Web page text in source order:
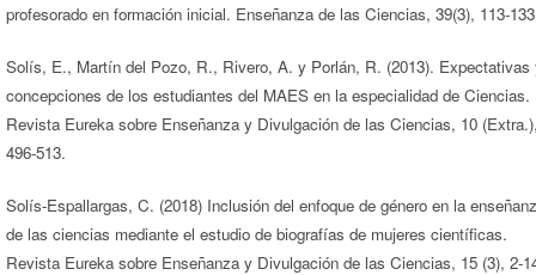
profesorado en formación inicial. Enseñanza de las Ciencias, 39(3), 113-
Solís, E., Martín del Pozo, R., Rivero, A. y Porlán, R. (2013). Expectativas
concepciones de los estudiantes del MAES en la especialidad de Ciencias.
Revista Eureka sobre Enseñanza y Divulgación de las Ciencias, 10
496-513.
Solís-Espallargas, C. (2018) Inclusión del enfoque de género en la
de las ciencias mediante el estudio de biografías de mujeres científicas.
Revista Eureka sobre Enseñanza y Divulgación de las Ciencias, 15 (3), 2-